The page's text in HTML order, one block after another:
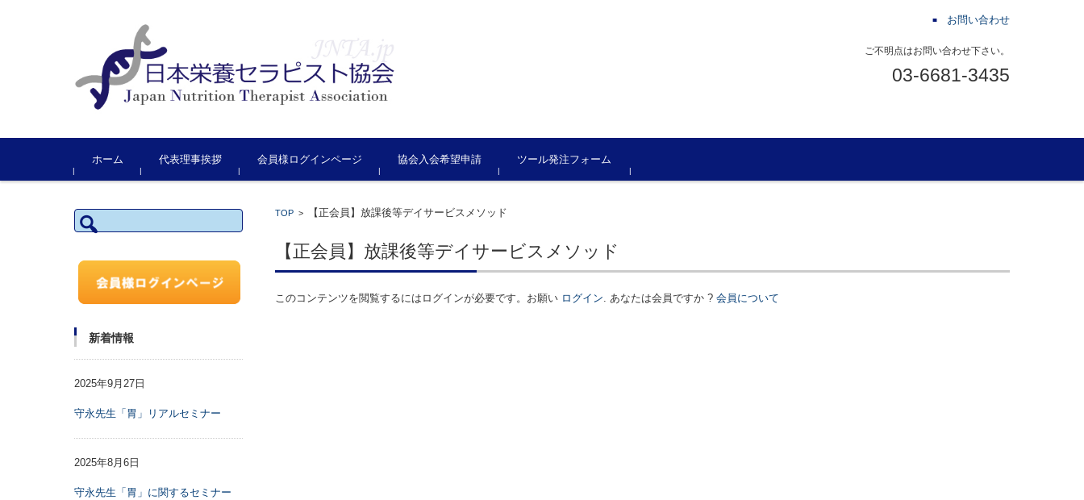
お問い合わせ
ご不明点はお問い合わせ下さい。
03-6681-3435
コンテンツに移動
ホーム
代表理事挨拶 会員様ログインページ 協会入会希望申請 ツール発注フォーム
TOP> 【正会員】放課後等デイサービスメソッド
【正会員】放課後等デイサービスメソッド
このコンテンツを閲覧するにはログインが必要です。お願い ログイン . あなたは会員ですか ? 会員について
検
索:
新着情報
2025年9月27日
守永先生「胃」リアルセミナー
2025年8月6日
守永先生「胃」に関するセミナー